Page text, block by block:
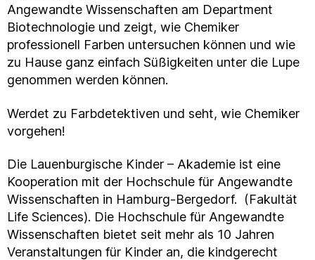
Angewandte Wissenschaften am Department
Biotechnologie und zeigt, wie Chemiker
professionell Farben untersuchen können und wie
zu Hause ganz einfach Süßigkeiten unter die Lupe
genommen werden können.
Werdet zu Farbdetektiven und seht, wie Chemiker
vorgehen!
Die Lauenburgische Kinder – Akademie ist eine
Kooperation mit der Hochschule für Angewandte
Wissenschaften in Hamburg-Bergedorf. (Fakultät
Life Sciences). Die Hochschule für Angewandte
Wissenschaften bietet seit mehr als 10 Jahren
Veranstaltungen für Kinder an, die kindgerecht